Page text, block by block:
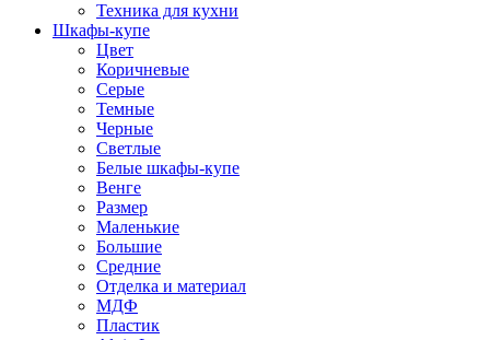
Техника для кухни
Шкафы-купе
Цвет
Коричневые
Серые
Темные
Черные
Светлые
Белые шкафы-купе
Венге
Размер
Маленькие
Большие
Средние
Отделка и материал
МДФ
Пластик